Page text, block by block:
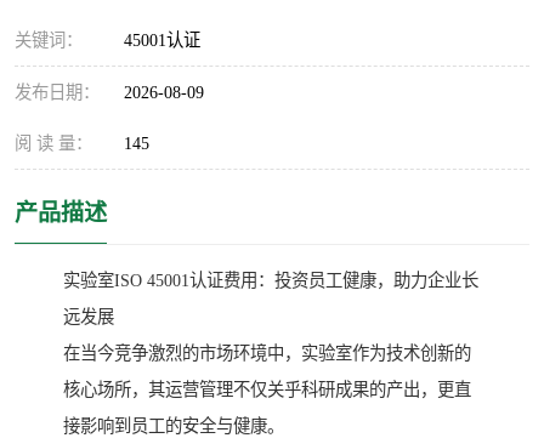
关键词： 45001认证
发布日期： 2026-08-09
阅 读 量： 145
产品描述
实验室ISO 45001认证费用：投资员工健康，助力企业长
远发展
在当今竞争激烈的市场环境中，实验室作为技术创新的
核心场所，其运营管理不仅关乎科研成果的产出，更直
接影响到员工的安全与健康。